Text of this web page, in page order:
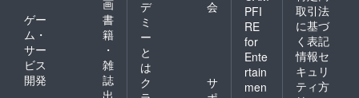
画
ゲー
ム・
サー
ビス
開発
書
籍
・
雑
誌
デ
ミ
ー
と
は
会
ク
サ
PFI
RE
for
Ente
rtain
men
取引法
に基づ
く表記
情報セ
キュリ
ティ方